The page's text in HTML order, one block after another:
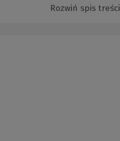
Rozwiń spis treści